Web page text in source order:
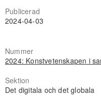
Publicerad
2024-04-03
Nummer
2024: Konstvetenskapen i
Sektion
Det digitala och det globala